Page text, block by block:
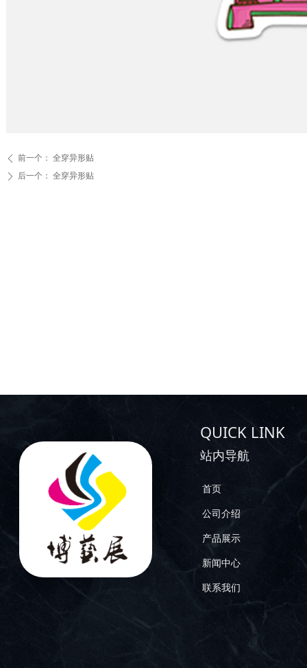
ꄴ 前一个： 全穿异形贴
ꄲ 后一个： 全穿异形贴
QUICK LINK
站内导航
首页
公司介绍
产品展示
新闻中心
联系我们